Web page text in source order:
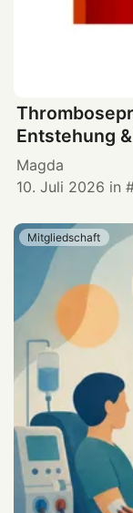
Entstehung
Magda
10. Juli 2026 in
Mitgliedschaft